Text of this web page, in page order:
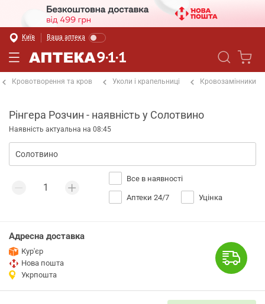
Київ Ваша аптека
Кровотворення та кров Уколи і крапельниці Кровозамінники
Рінгера Розчин - наявність у Солотвино
Наявність актуальна на 08:45
Все в наявності
Аптеки 24/7 Уцінка
Адресна доставка
Кур'єр
Нова пошта
Укрпошта